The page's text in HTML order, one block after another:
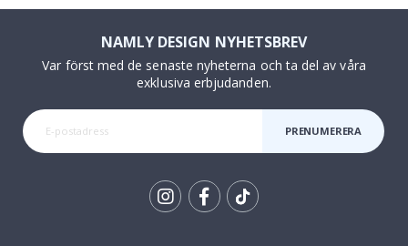
NAMLY DESIGN NYHETSBREV
Var först med de senaste nyheterna och ta del av våra
exklusiva erbjudanden.
PRENUMERERA